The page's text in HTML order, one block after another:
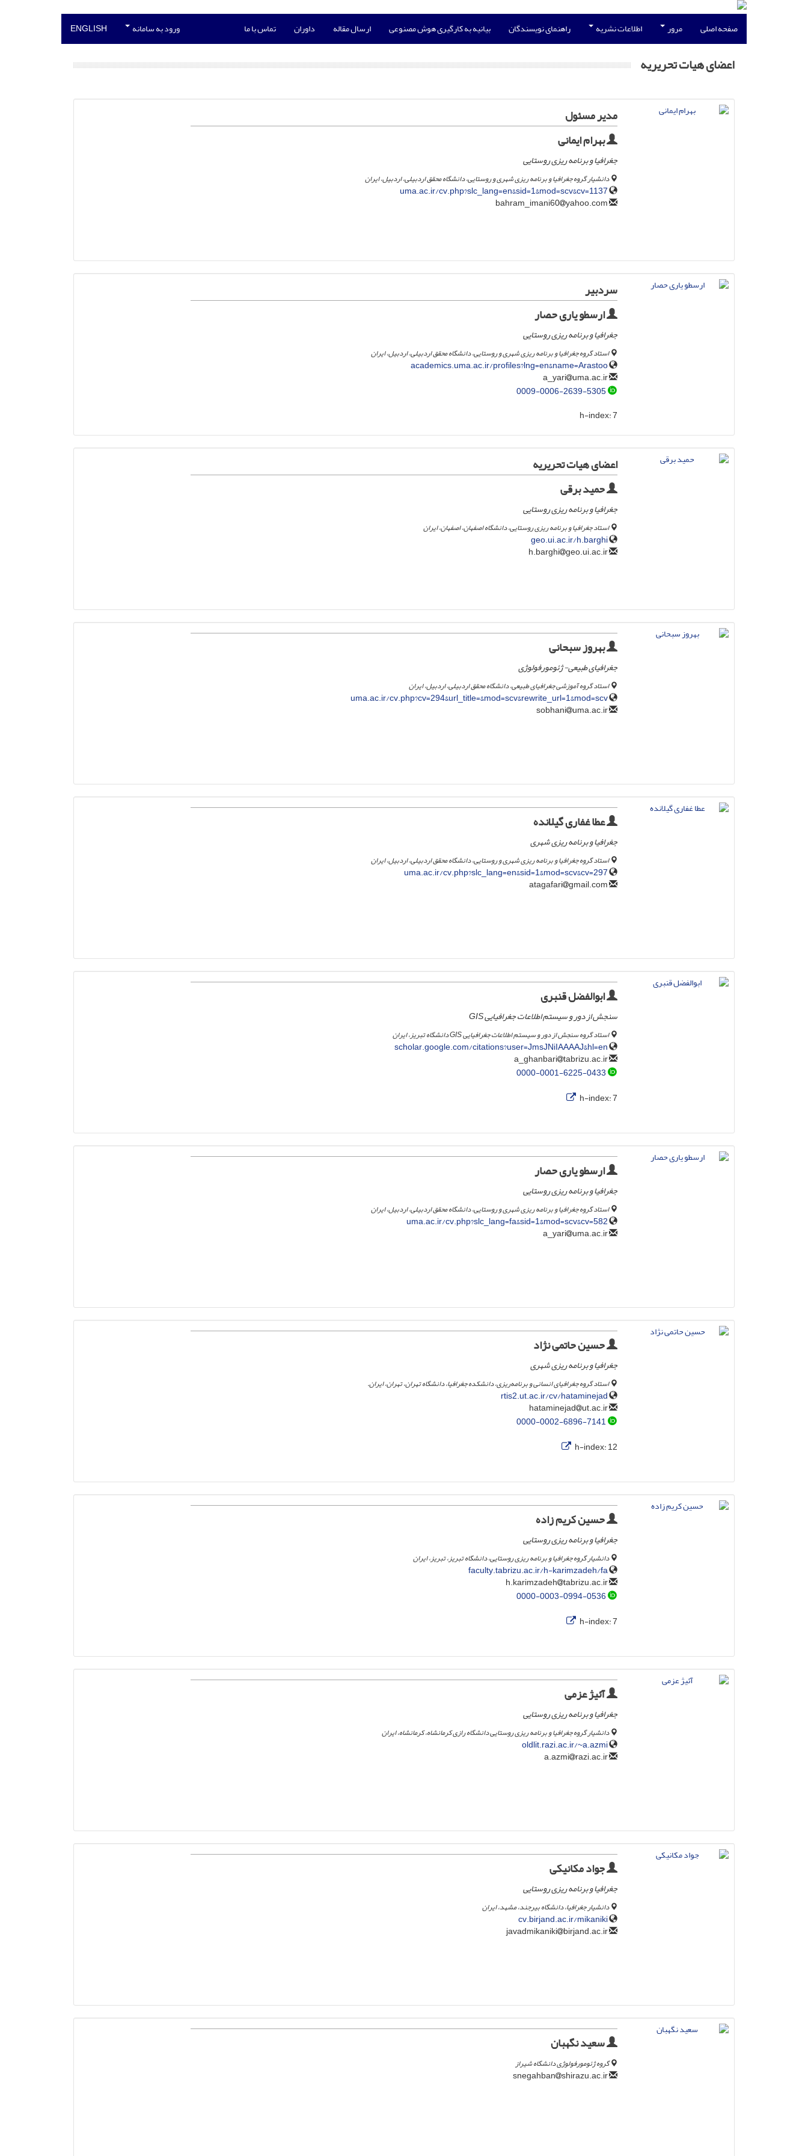
صفحه اصلی مرور اطلاعات نشریه راهنمای نویسندگان بیانیه به کارگیری هوش مصنوعی ارسال مقاله داوران تماس با ما ورود به سامانه ENGLISH
اعضای هیات تحریریه
مدیر مسئول
بهرام ایمانی
جغرافیا و برنامه ریزی روستایی
دانشیار گروه جغرافیا و برنامه ریزی شهری و روستایی، دانشگاه محقق اردبیلی، اردبیل، ایران
uma.ac.ir/cv.php?slc_lang=en&sid=1&mod=scv&cv=1137
yahoo.com
سردبیر
ارسطو یاری حصار
جغرافیا و برنامه ریزی روستایی
استاد گروه جغرافیا و برنامه ریزی شهری و روستایی، دانشگاه محقق اردبیلی، اردبیل، ایران
academics.uma.ac.ir/profiles?lng=en&name=Arastoo
uma.ac.ir
0009-0006-2639-5305
h-index:7
اعضای هیات تحریریه
حمید برقی
جغرافیا و برنامه ریزی روستایی
استاد جغرافیا و برنامه ریزی روستایی، دانشگاه اصفهان، اصفهان، ایران
geo.ui.ac.ir/h.barghi
geo.ui.ac.ir
بهروز سبحانی
جغرافیای طبیعی- ژئومورفولوژی
استاد گروه آموزشی جغرافیای طبیعی، دانشگاه محقق اردبیلی، اردبیل، ایران
uma.ac.ir/cv.php?cv=294&url_title=&mod=scv&rewrite_url=1&mod=scv
uma.ac.ir
عطا غفاری گیلانده
جغرافیا و برنامه ریزی شهری
استاد گروه جغرافیا و برنامه ریزی شهری و روستایی، دانشگاه محقق اردبیلی، اردبیل، ایران
uma.ac.ir/cv.php?slc_lang=en&sid=1&mod=scv&cv=297
gmail.com
ابوالفضل قنبری
سنجش از دور و سیستم اطلاعات جغرافیایی GIS
استاد گروه سنجش از دور و سیستم اطلاعات جغرافیایی GIS دانشگاه تبریز، ایران
scholar.google.com/citations?user=JmsJNiIAAAAJ&hl=en
tabrizu.ac.ir
0000-0001-6225-0433
h-index:7
ارسطو یاری حصار
جغرافیا و برنامه ریزی روستایی
استاد گروه جغرافیا و برنامه ریزی شهری و روستایی، دانشگاه محقق اردبیلی، اردبیل، ایران
uma.ac.ir/cv.php?slc_lang=fa&sid=1&mod=scv&cv=582
uma.ac.ir
حسین حاتمی نژاد
جغرافیا و برنامه ریزی شهری
استاد گروه جغرافیای انسانی و برنامه‌ریزی، دانشکده جغرافیا، دانشگاه تهران، تهران، ایران.
rtis2.ut.ac.ir/cv/hataminejad
ut.ac.ir
0000-0002-6896-7141
h-index:12
حسین کریم زاده
جغرافیا و برنامه ریزی روستایی
دانشیار گروه جغرافیا و برنامه ریزی روستایی، دانشگاه تبریز، تبریز، ایران
faculty.tabrizu.ac.ir/h-karimzadeh/fa
tabrizu.ac.ir
0000-0003-0994-0536
h-index:7
آئیژ عزمی
جغرافیا و برنامه ریزی روستایی
دانشیار گروه جغرافیا و برنامه ریزی روستایی دانشگاه رازی کرمانشاه، کرمانشاه، ایران
oldlit.razi.ac.ir/~a.azmi
razi.ac.ir
جواد مکانیکی
جغرافیا و برنامه ریزی روستایی
دانشیار جغرافیا، دانشگاه بیرجند، مشهد، ایران
cv.birjand.ac.ir/mikaniki
birjand.ac.ir
سعید نگهبان
گروه ژئومورفولوژی دانشگاه شیراز
shirazu.ac.ir